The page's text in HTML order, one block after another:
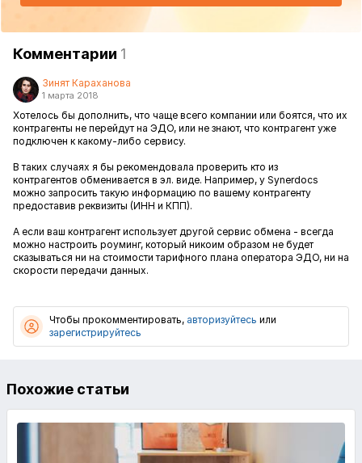
Комментарии 1
Зинят Караханова
1 марта 2018
Хотелось бы дополнить, что чаще всего компании или боятся, что их
контрагенты не перейдут на ЭДО, или не знают, что контрагент уже
подключен к какому-либо сервису.
В таких случаях я бы рекомендовала проверить кто из
контрагентов обменивается в эл. виде. Например, у Synerdocs
можно запросить такую информацию по вашему контрагенту
предоставив реквизиты (ИНН и КПП).
А если ваш контрагент использует другой сервис обмена - всегда
можно настроить роуминг, который никоим образом не будет
сказываться ни на стоимости тарифного плана оператора ЭДО, ни на
скорости передачи данных.
Чтобы прокомментировать, авторизуйтесь или
зарегистрируйтесь
Похожие статьи